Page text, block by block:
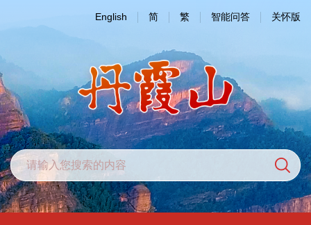
English 简 繁 智能问答 关怀版